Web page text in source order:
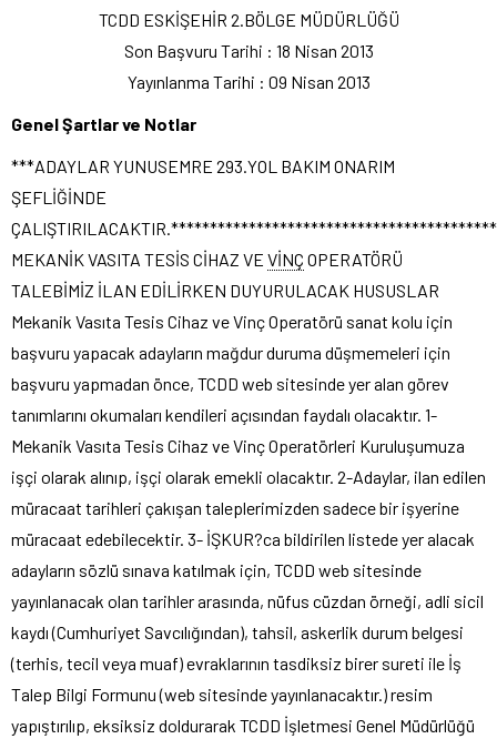
TCDD ESKİŞEHİR 2.BÖLGE MÜDÜRLÜĞÜ
Son Başvuru Tarihi : 18 Nisan 2013
Yayınlanma Tarihi : 09 Nisan 2013
Genel Şartlar ve Notlar
***ADAYLAR YUNUSEMRE 293.YOL BAKIM ONARIM
ŞEFLİĞİNDE
MEKANİK VASITA TESİS CİHAZ VE VİNÇ OPERATÖRÜ
TALEBİMİZ İLAN EDİLİRKEN DUYURULACAK HUSUSLAR
Mekanik Vasıta Tesis Cihaz ve Vinç Operatörü sanat kolu için
başvuru yapacak adayların mağdur duruma düşmemeleri için
başvuru yapmadan önce, TCDD web sitesinde yer alan görev
tanımlarını okumaları kendileri açısından faydalı olacaktır. 1-
Mekanik Vasıta Tesis Cihaz ve Vinç Operatörleri Kuruluşumuza
işçi olarak alınıp, işçi olarak emekli olacaktır. 2-Adaylar, ilan edilen
müracaat tarihleri çakışan taleplerimizden sadece bir işyerine
müracaat edebilecektir. 3- İŞKUR?ca bildirilen listede yer alacak
adayların sözlü sınava katılmak için, TCDD web sitesinde
yayınlanacak olan tarihler arasında, nüfus cüzdan örneği, adli sicil
kaydı (Cumhuriyet Savcılığından), tahsil, askerlik durum belgesi
(terhis, tecil veya muaf) evraklarının tasdiksiz birer sureti ile İş
Talep Bilgi Formunu (web sitesinde yayınlanacaktır.) resim
yapıştırılıp, eksiksiz doldurarak TCDD İşletmesi Genel Müdürlüğü